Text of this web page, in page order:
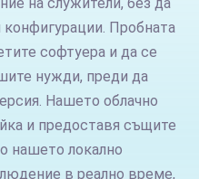
Пробната
софтуера и да се
нужди, преди да
Нашето облачно
и предоставя същите
нашето локално
в реално време,